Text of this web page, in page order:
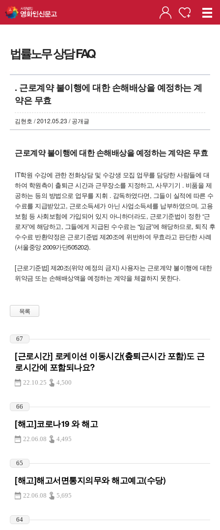
법률노무 상담 FAQ
. 근로계약 불이행에 대한 손해배상을 예정하는 계
약은 무효
김현호 / 2012.05.23 / 공개글
근로계약 불이행에 대한 손해배상을 예정하는 계약은 무효
IT학원 수강에 관한 전화상담 및 수강생 모집 업무를 담당한 사람들에 대
하여 학원측이 출퇴근 시간과 근무장소를 지정하고, 사무기기 . 비품을 제
공하는 등의 방법으로 업무를 지휘 . 감독하였다면, 그들이 실적에 따른 수
수료를 지급받았고, 근로소득세가 아닌 사업소득세를 납부하였으며, 고용
보험 등 사회보험에 가입되어 있지 아니하더라도, 근로기준법이 정한 “근
로자”에 해당하고, 그들에게 지급된 수수료는 “임금”에 해당하므로, 퇴직 후
수수료 반환약정은 근로기준법 제20조에 위반하여 무효라고 판단한 사례
(서울중앙 2009가단505202).
[근로기준법] 제20조(위약 예정의 금지) 사용자는 근로계약 불이행에 대한
위약금 또는 손해배상액을 예정하는 계약을 체결하지 못한다.
목록
67
[근로시간] 로케이션 이동시간(춮퇴근시간 포함)도 근
로시간에 포함되나요?
22.10.25 4,500
66
[해고]코로나19 와 해고
22.06.08 4,495
65
[해고]해고서면통지의무와 해고예고(수당)
22.06.08 5,695
64